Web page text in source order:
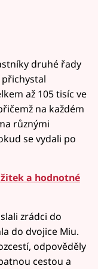
druhé řady
až 105 tisíc ve
na každém
různými
se vydali po
a hodnotné
zrádci do
do dvojice Miu.
odpověděly
cestou a